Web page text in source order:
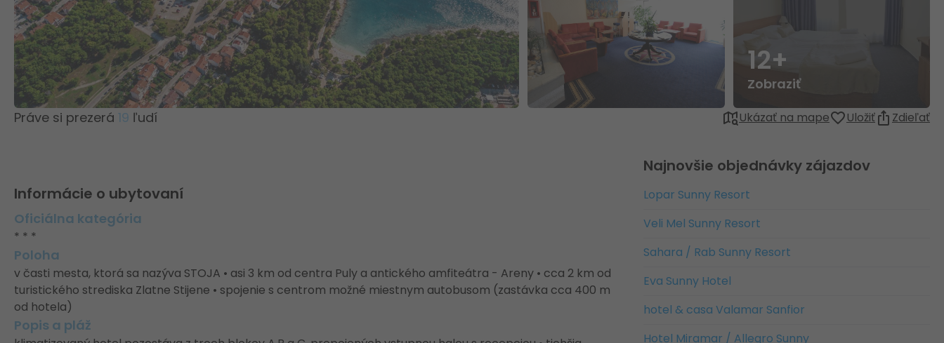
12+
Zobraziť
Práve si prezerá 19 ľudí Ukázať na mape Uložiť Zdieľať
Informácie o ubytovaní
Oficiálna kategória
* * *
Poloha
v časti mesta, ktorá sa nazýva STOJA • asi 3 km od centra Puly a antického amfiteátra - Areny • cca 2 km od
turistického strediska Zlatne Stijene • spojenie s centrom možné miestnym autobusom (zastávka cca 400 m
od hotela)
Popis a pláž
Najnovšie objednávky zájazdov
Lopar Sunny Resort
Veli Mel Sunny Resort
Sahara / Rab Sunny Resort
Eva Sunny Hotel
hotel & casa Valamar Sanfior
Hotel Miramar / Allegro Sunny